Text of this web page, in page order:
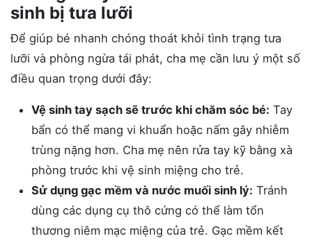
sinh bị tưa lưỡi
Để giúp bé nhanh chóng thoát khỏi tình trạng tưa
lưỡi và phòng ngừa tái phát, cha mẹ cần lưu ý một số
điều quan trọng dưới đây:
Vệ sinh tay sạch sẽ trước khi chăm sóc bé: Tay
bẩn có thể mang vi khuẩn hoặc nấm gây nhiễm
trùng nặng hơn. Cha mẹ nên rửa tay kỹ bằng xà
phòng trước khi vệ sinh miệng cho trẻ.
Sử dụng gạc mềm và nước muối sinh lý: Tránh
dùng các dụng cụ thô cứng có thể làm tổn
thương niêm mạc miệng của trẻ. Gạc mềm kết